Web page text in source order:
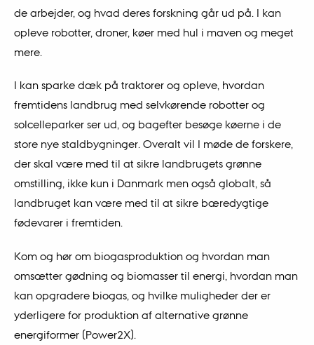
de arbejder, og hvad deres forskning går ud på. I kan
opleve robotter, droner, køer med hul i maven og meget
mere.
I kan sparke dæk på traktorer og opleve, hvordan
fremtidens landbrug med selvkørende robotter og
solcelleparker ser ud, og bagefter besøge køerne i de
store nye staldbygninger. Overalt vil I møde de forskere,
der skal være med til at sikre landbrugets grønne
omstilling, ikke kun i Danmark men også globalt, så
landbruget kan være med til at sikre bæredygtige
fødevarer i fremtiden.
Kom og hør om biogasproduktion og hvordan man
omsætter gødning og biomasser til energi, hvordan man
kan opgradere biogas, og hvilke muligheder der er
yderligere for produktion af alternative grønne
energiformer (Power2X).